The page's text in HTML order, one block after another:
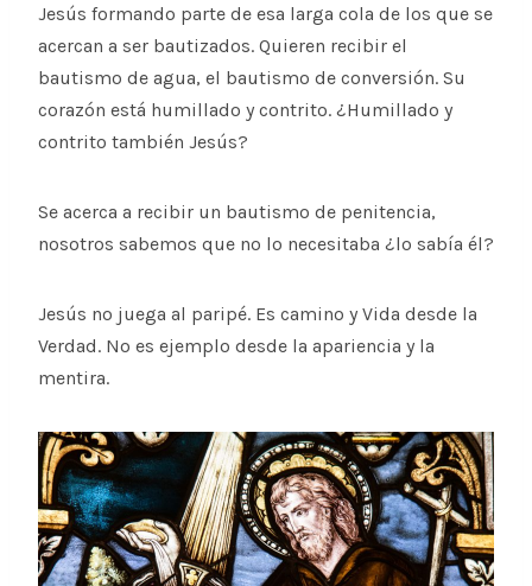
Jesús formando parte de esa larga cola de los que se
acercan a ser bautizados. Quieren recibir el
bautismo de agua, el bautismo de conversión. Su
corazón está humillado y contrito. ¿Humillado y
contrito también Jesús?
Se acerca a recibir un bautismo de penitencia,
nosotros sabemos que no lo necesitaba ¿lo sabía él?
Jesús no juega al paripé. Es camino y Vida desde la
Verdad. No es ejemplo desde la apariencia y la
mentira.